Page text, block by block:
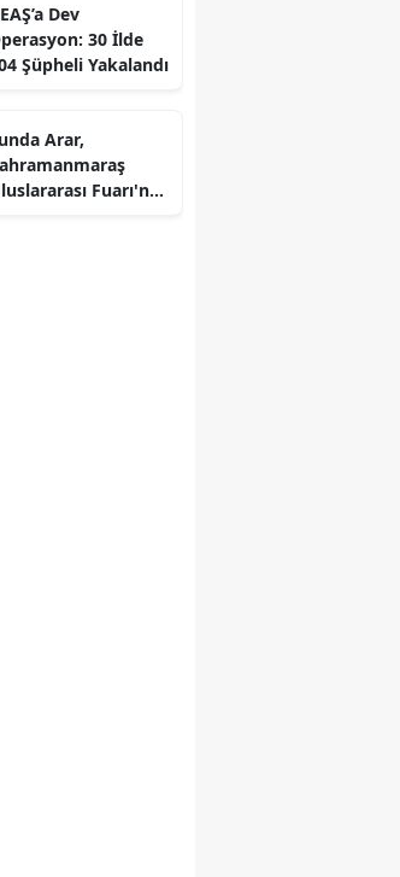
Dev
30 İlde
Şüpheli Yakalandı
Arar,
Fuarı'nda